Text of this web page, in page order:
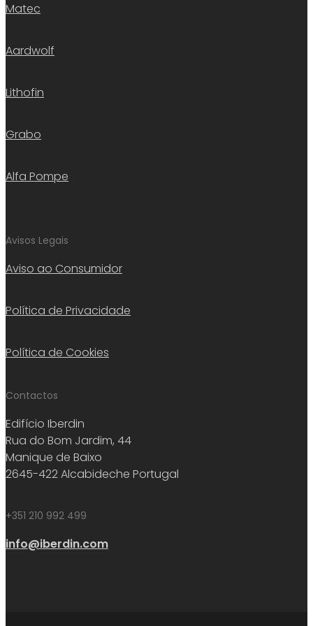
Matec
Aardwolf
Lithofin
Grabo
Alfa Pompe
Avisos Legais
Aviso ao Consumidor
Política de Privacidade
Política de Cookies
Contactos
Edifício Iberdin
Rua do Bom Jardim, 44
Manique de Baixo
2645-422 Alcabideche Portugal
+351 210 992 499
info@iberdin.com